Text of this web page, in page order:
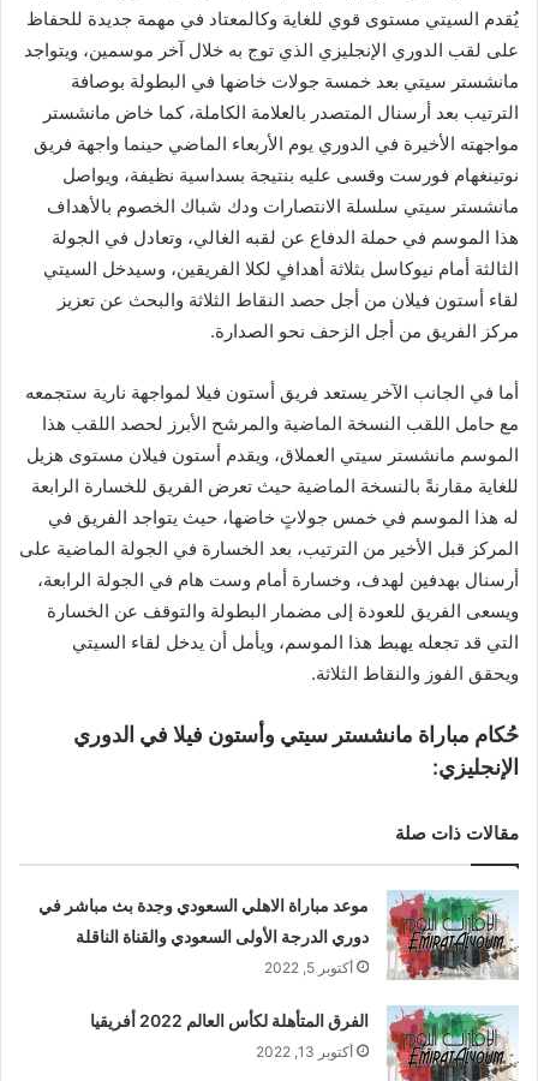
يُقدم السيتي مستوى قوي للغاية وكالمعتاد في مهمة جديدة للحفاظ
على لقب الدوري الإنجليزي الذي توج به خلال آخر موسمين، ويتواجد
مانشستر سيتي بعد خمسة جولات خاضها في البطولة بوصافة
الترتيب بعد أرسنال المتصدر بالعلامة الكاملة، كما خاض مانشستر
مواجهته الأخيرة في الدوري يوم الأربعاء الماضي حينما واجهة فريق
نوتينغهام فورست وقسى عليه بنتيجة بسداسية نظيفة، ويواصل
مانشستر سيتي سلسلة الانتصارات ودك شباك الخصوم بالأهداف
هذا الموسم في حملة الدفاع عن لقبه الغالي، وتعادل في الجولة
الثالثة أمام نيوكاسل بثلاثة أهدافٍ لكلا الفريقين، وسيدخل السيتي
لقاء أستون فيلان من أجل حصد النقاط الثلاثة والبحث عن تعزيز
مركز الفريق من أجل الزحف نحو الصدارة.
أما في الجانب الآخر يستعد فريق أستون فيلا لمواجهة نارية ستجمعه
مع حامل اللقب النسخة الماضية والمرشح الأبرز لحصد اللقب هذا
الموسم مانشستر سيتي العملاق، ويقدم أستون فيلان مستوى هزيل
للغاية مقارنةً بالنسخة الماضية حيث تعرض الفريق للخسارة الرابعة
له هذا الموسم في خمس جولاتٍ خاضها، حيث يتواجد الفريق في
المركز قبل الأخير من الترتيب، بعد الخسارة في الجولة الماضية على
أرسنال بهدفين لهدف، وخسارة أمام وست هام في الجولة الرابعة،
ويسعى الفريق للعودة إلى مضمار البطولة والتوقف عن الخسارة
التي قد تجعله يهبط هذا الموسم، ويأمل أن يدخل لقاء السيتي
ويحقق الفوز والنقاط الثلاثة.
حُكام مباراة مانشستر سيتي وأستون فيلا في الدوري
الإنجليزي:
مقالات ذات صلة
موعد مباراة الاهلي السعودي وجدة بث مباشر في
دوري الدرجة الأولى السعودي والقناة الناقلة
أكتوبر 5, 2022
الفرق المتأهلة لكأس العالم 2022 أفريقيا
أكتوبر 13, 2022